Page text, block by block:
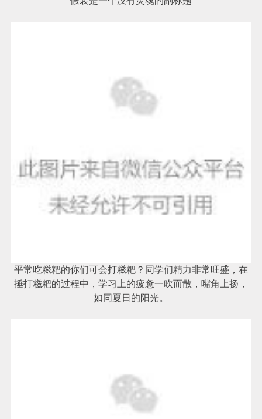
平常吃糍粑的你们可会打糍粑？同学们精力非常旺盛，在
捶打糍粑的过程中，学习上的疲惫一吹而散，嘴角上扬，
如同夏日的阳光。